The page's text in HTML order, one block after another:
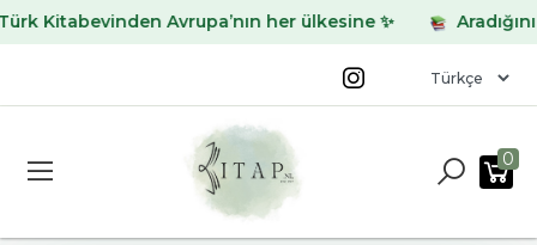
Avrupa’nın her ülkesine ✨ Aradığınız
0